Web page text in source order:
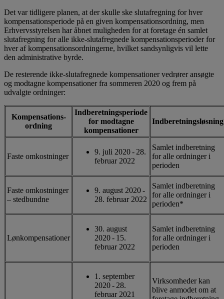
Det var tidligere planen, at der skulle ske slutafregning for hver
kompensa­tionsperiode på en given kompensations­ordning, men
Erhvervsstyrelsen har åbnet muligheden for at foretage én samlet
slutafregning for alle ikke-slutafregnede kompensationsperioder for
hver af kompensationsordningerne, hvilket sandsynligvis vil lette
den administrative byrde.
De resterende ikke-slutafregnede kompensationer vedrører ansøgte
og modtagne kompensationer fra sommeren 2020 og frem på
udvalgte ordninger:
Kompensations-
ordning
Indberetningsperiode
for modtagne
kompensationer
Indberetningsløsning
Faste omkostninger
9. juli 2020 - 28.
februar 2022
Samlet indberetning
for alle ordninger i
perioden
Faste omkostninger
– stedbundne
9. august 2020 -
28. februar 2022
Samlet indberetning
for alle ordninger i
perioden*
Lønkompensationer
30. august
2020 - 15.
februar 2022
Samlet indberetning
for alle ordninger i
perioden
1. september
2020 - 28.
februar 2021
Virksomheder kan
blive anmodet om at